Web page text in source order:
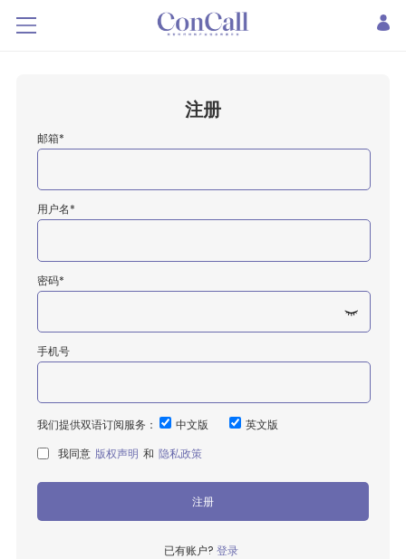
注册
邮箱*
用户名*
密码*
手机号
我们提供双语订阅服务： 中文版
英文版
我同意 版权声明 和 隐私政策
注册
已有账户? 登录